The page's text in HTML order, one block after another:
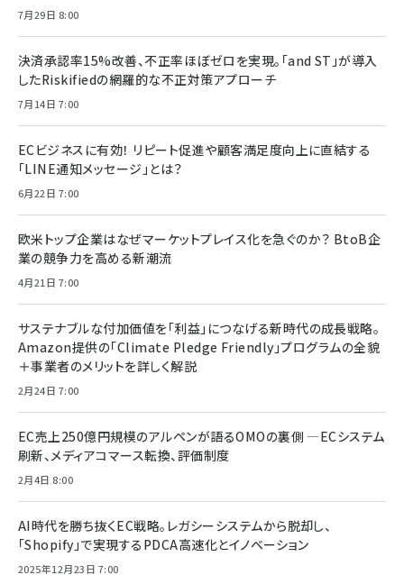
7月29日 8:00
決済承認率15%改善、不正率ほぼゼロを実現。「and ST」が導入
したRiskifiedの網羅的な不正対策アプローチ
7月14日 7:00
ECビジネスに有効！ リピート促進や顧客満足度向上に直結する
「LINE通知メッセージ」とは？
6月22日 7:00
欧米トップ企業はなぜマーケットプレイス化を急ぐのか？ BtoB企
業の競争力を高める新潮流
4月21日 7:00
サステナブルな付加価値を「利益」につなげる新時代の成長戦略。
Amazon提供の「Climate Pledge Friendly」プログラムの全貌
＋事業者のメリットを詳しく解説
2月24日 7:00
EC売上250億円規模のアルペンが語るOMOの裏側 ―ECシステム
刷新、メディアコマース転換、評価制度
2月4日 8:00
AI時代を勝ち抜くEC戦略。レガシーシステムから脱却し、
「Shopify」で実現するPDCA高速化とイノベーション
2025年12月23日 7:00